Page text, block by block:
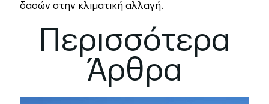
δασών στην κλιματική αλλαγή.
Περισσότερα
Άρθρα